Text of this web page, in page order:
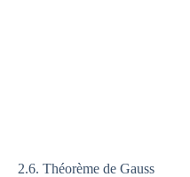
2.6. Théorème de Gauss